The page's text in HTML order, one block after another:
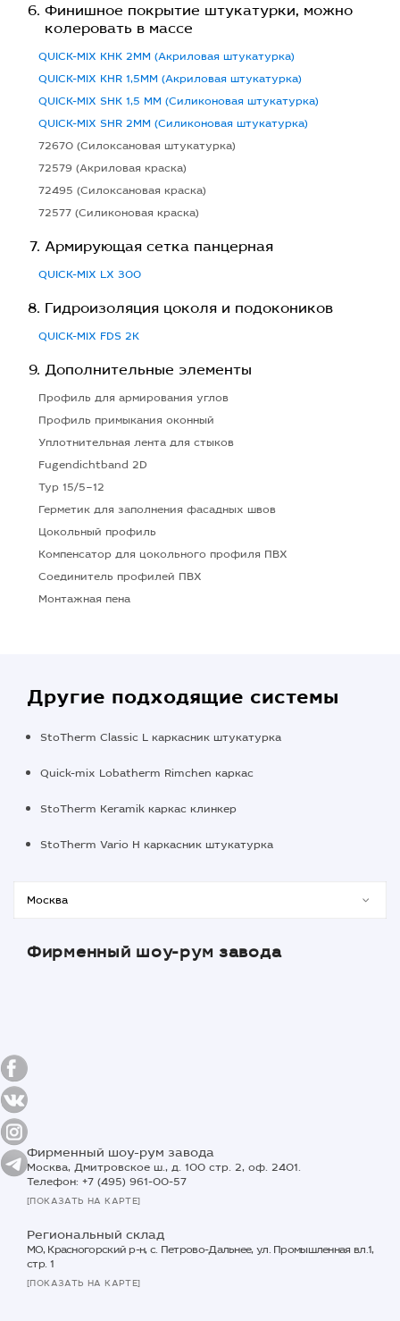
Финишное покрытие штукатурки, можно
колеровать в массе
QUICK-MIX KHK 2MM (Акриловая штукатурка)
QUICK-MIX KHR 1,5MM (Акриловая штукатурка)
QUICK-MIX SHK 1,5 MM (Силиконовая штукатурка)
QUICK-MIX SHR 2MM (Силиконовая штукатурка)
72670 (Силоксановая штукатурка)
72579 (Акриловая краска)
72495 (Силоксановая краска)
72577 (Силиконовая краска)
Армирующая сетка панцерная
QUICK-MIX LX 300
Гидроизоляция цоколя и подокоников
QUICK-MIX FDS 2K
Дополнительные элементы
Профиль для армирования углов
Профиль примыкания оконный
Уплотнительная лента для стыков
Fugendichtband 2D
Typ 15/5–12
Герметик для заполнения фасадных швов
Цокольный профиль
Компенсатор для цокольного профиля ПВХ
Соединитель профилей ПВХ
Монтажная пена
Другие подходящие системы
StoTherm Classic L каркасник штукатурка
Quick-mix Lobatherm Rimchen каркас
StoTherm Keramik каркас клинкер
StoTherm Vario H каркасник штукатурка
Фирменный шоу-рум завода
Фирменный шоу-рум завода
Москва, Дмитровское ш., д. 100 стр. 2, оф. 2401.
Телефон: +7 (495) 961-00-57
[ПОКАЗАТЬ НА КАРТЕ]
Региональный склад
МО, Красногорский р-н, с. Петрово-Дальнее, ул. Промышленная вл.1,
стр. 1
[ПОКАЗАТЬ НА КАРТЕ]